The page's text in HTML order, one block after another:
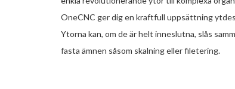
OneCNC ger dig en kraftfull uppsättning
Ytorna kan, om de är helt inneslutna, slås
fasta ämnen såsom skalning eller filetering.